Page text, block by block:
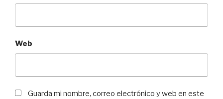
Web
Guarda mi nombre, correo electrónico y web en este